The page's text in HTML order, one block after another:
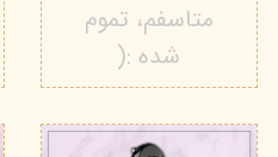
متاسفم، تموم
شده :(